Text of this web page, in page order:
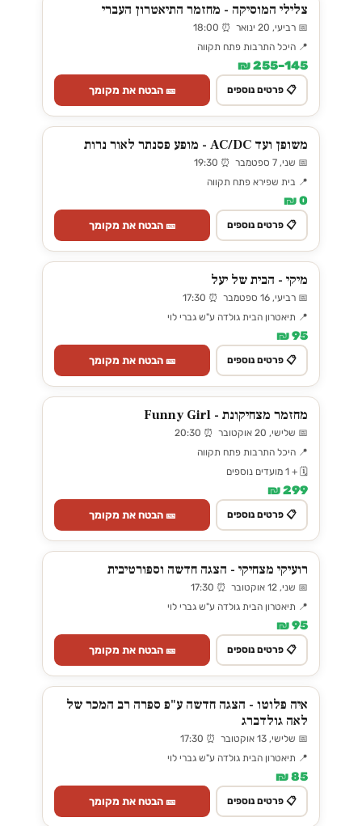
צלילי המוסיקה - מחזמר התיאטרון העברי
📅 רביעי, 20 ינואר ⏰ 18:00
📍 היכל התרבות פתח תקווה
145–255 ₪
📋 פרטים נוספים 🎫 הבטח את מקומך
משופן ועד AC/DC - מופע פסנתר לאור נרות
📅 שני, 7 ספטמבר ⏰ 19:30
📍 בית שפירא פתח תקווה
0 ₪
📋 פרטים נוספים 🎫 הבטח את מקומך
מיקי - הבית של יעל
📅 רביעי, 16 ספטמבר ⏰ 17:30
📍 תיאטרון הבית גולדה ע"ש גברי לוי
95 ₪
📋 פרטים נוספים 🎫 הבטח את מקומך
מחזמר מצחיקונת - Funny Girl
📅 שלישי, 20 אוקטובר ⏰ 20:30
📍 היכל התרבות פתח תקווה
🗓️ + 1 מועדים נוספים
299 ₪
📋 פרטים נוספים 🎫 הבטח את מקומך
רועיקי מצחיקי - הצגה חדשה וספורטיבית
📅 שני, 12 אוקטובר ⏰ 17:30
📍 תיאטרון הבית גולדה ע"ש גברי לוי
95 ₪
📋 פרטים נוספים 🎫 הבטח את מקומך
איה פלוטו - הצגה חדשה ע"פ ספרה רב המכר של
לאה גולדברג
📅 שלישי, 13 אוקטובר ⏰ 17:30
📍 תיאטרון הבית גולדה ע"ש גברי לוי
85 ₪
📋 פרטים נוספים 🎫 הבטח את מקומך